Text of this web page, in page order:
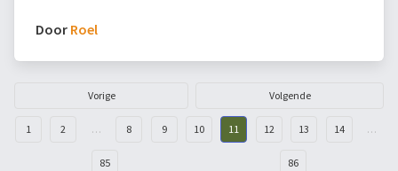
Door Roel
Vorige Volgende
1 2 … 8 9 10 11 12 13 14 …
85 86